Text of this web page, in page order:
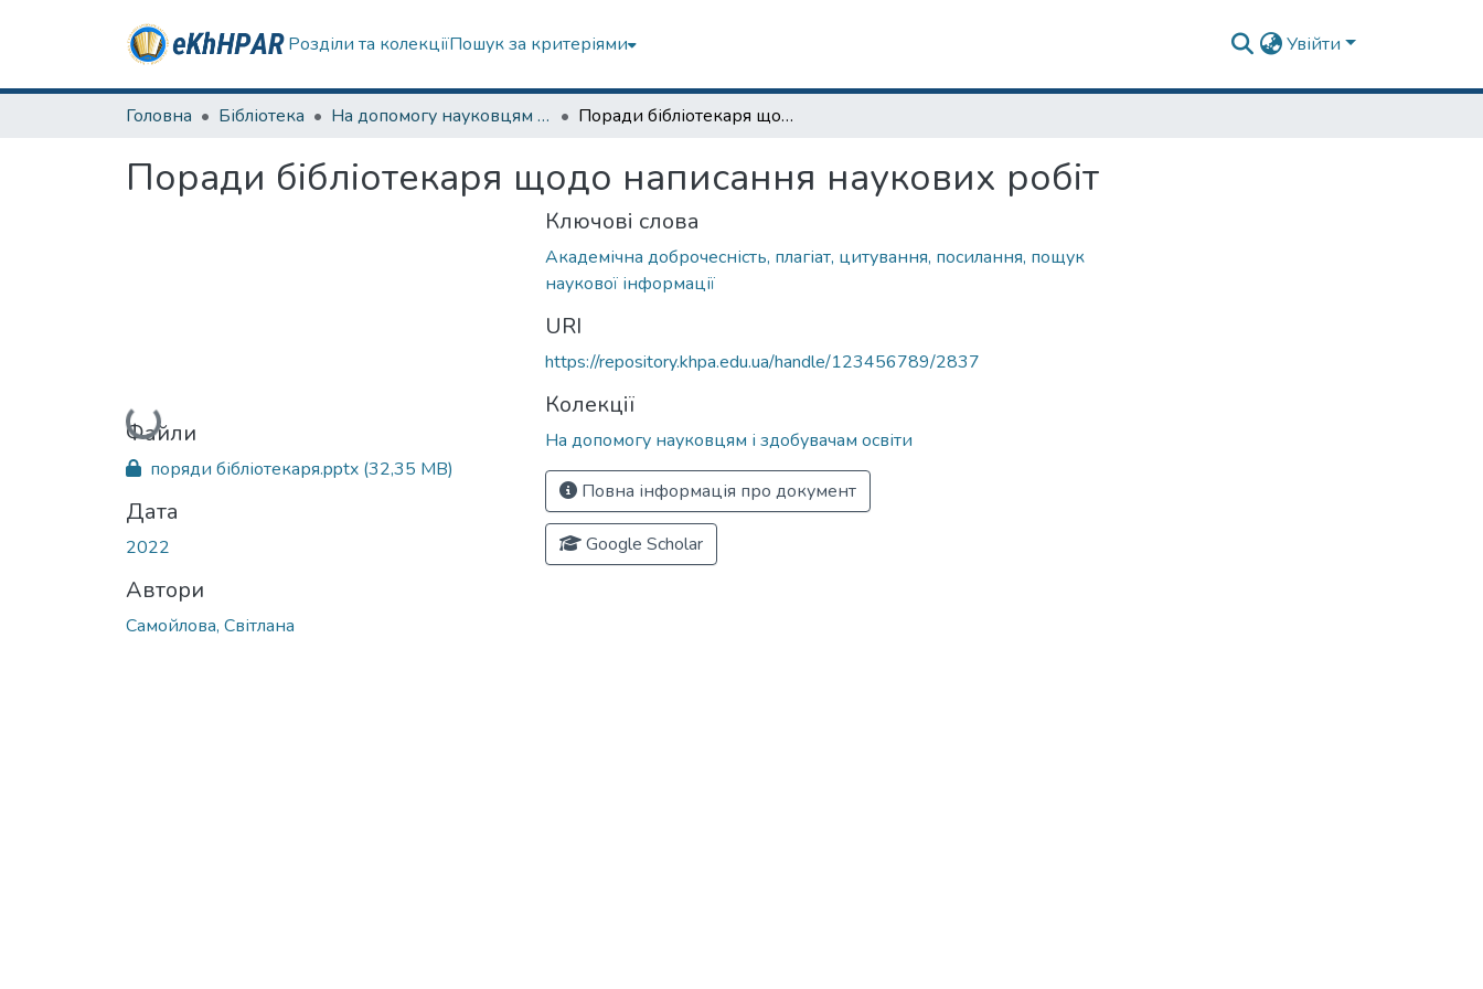
Розділи та колекціїПошук за критеріями Увійти
Головна Бібліотека На допомогу науковцям і здобувачам освіти Поради бібліотекаря щодо написання наукових робіт
Поради бібліотекаря щодо написання наукових робіт
Вантажиться...
Файли
поряди бібліотекаря.pptx (32,35 MB)
Дата
2022
Автори
Самойлова, Світлана
Ключові слова
Академічна доброчесність, плагіат, цитування, посилання, пощук
наукової інформації
URI
https://repository.khpa.edu.ua/handle/123456789/2837
Колекції
На допомогу науковцям і здобувачам освіти
Повна інформація про документ
Google Scholar